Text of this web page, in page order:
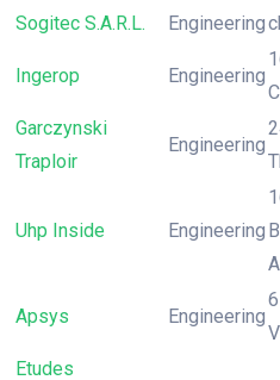
Sogitec S.A.R.L.
Engineering
Ingerop Engineering
Garczynski
Traploir
Engineering
Uhp Inside Engineering
Apsys Engineering
Etudes